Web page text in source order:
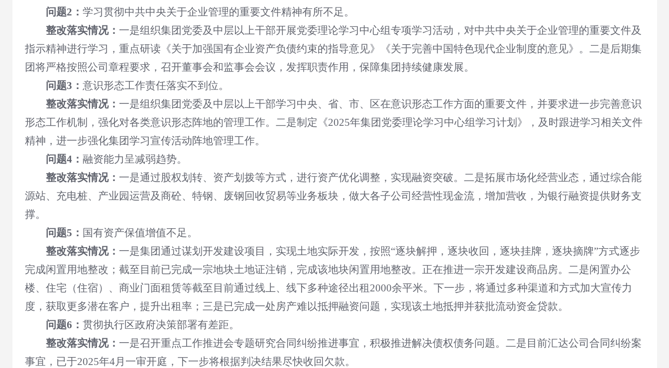
问题2：学习贯彻中共中央关于企业管理的重要文件精神有所不足。
整改落实情况： 一是组织集团党委及中层以上干部开展党委理论学习中心组专项学习活动，对中共中央关于企业管理的重要文件及
指示精神进行学习，重点研读《关于加强国有企业资产负债约束的指导意见》《关于完善中国特色现代企业制度的意见》。二是后期集
团将严格按照公司章程要求，召开董事会和监事会会议，发挥职责作用，保障集团持续健康发展。
问题3：意识形态工作责任落实不到位。
整改落实情况： 一是组织集团党委及中层以上干部学习中央、省、市、区在意识形态工作方面的重要文件，并要求进一步完善意识
形态工作机制，强化对各类意识形态阵地的管理工作。二是制定《2025年集团党委理论学习中心组学习计划》，及时跟进学习相关文件
精神，进一步强化集团学习宣传活动阵地管理工作。
问题4：融资能力呈减弱趋势。
整改落实情况： 一是通过股权划转、资产划拨等方式，进行资产优化调整，实现融资突破。二是拓展市场化经营业态，通过综合能
源站、充电桩、产业园运营及商砼、特钢、废钢回收贸易等业务板块，做大各子公司经营性现金流，增加营收，为银行融资提供财务支
撑。
问题5： 国有资产保值增值不足。
整改落实情况： 一是集团通过谋划开发建设项目，实现土地实际开发，按照“逐块解押，逐块收回，逐块挂牌，逐块摘牌”方式逐步
完成闲置用地整改；截至目前已完成一宗地块土地证注销，完成该地块闲置用地整改。正在推进一宗开发建设商品房。二是闲置办公
楼、住宅（住宿）、商业门面租赁等截至目前通过线上、线下多种途径出租2000余平米。下一步，将通过多种渠道和方式加大宣传力
度，获取更多潜在客户，提升出租率；三是已完成一处房产难以抵押融资问题，实现该土地抵押并获批流动资金贷款。
问题6：贯彻执行区政府决策部署有差距。
整改落实情况： 一是召开重点工作推进会专题研究合同纠纷推进事宜，积极推进解决债权债务问题。二是目前汇达公司合同纠纷案
事宜，已于2025年4月一审开庭，下一步将根据判决结果尽快收回欠款。